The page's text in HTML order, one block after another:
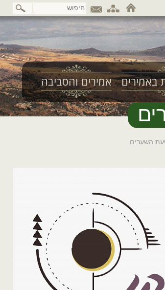
באמירים אמירים והסביבה
השערים